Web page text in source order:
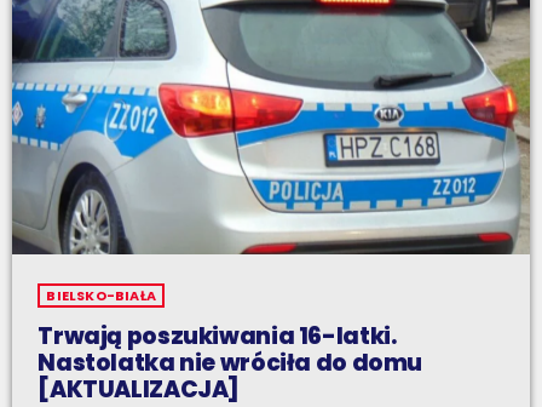
BIELSKO-BIAŁA
Trwają poszukiwania 16-latki.
Nastolatka nie wróciła do domu
[AKTUALIZACJA]